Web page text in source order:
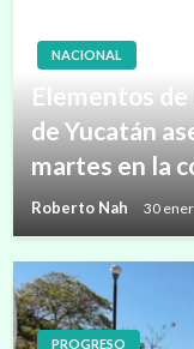
NACIONAL
Elementos de
de Yucatán
martes en la
Roberto Nah 30
PROGRESO